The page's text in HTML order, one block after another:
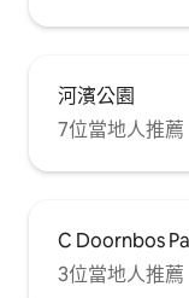
河濱公園
7位當地人推薦
C Doornbos
3位當地人推薦